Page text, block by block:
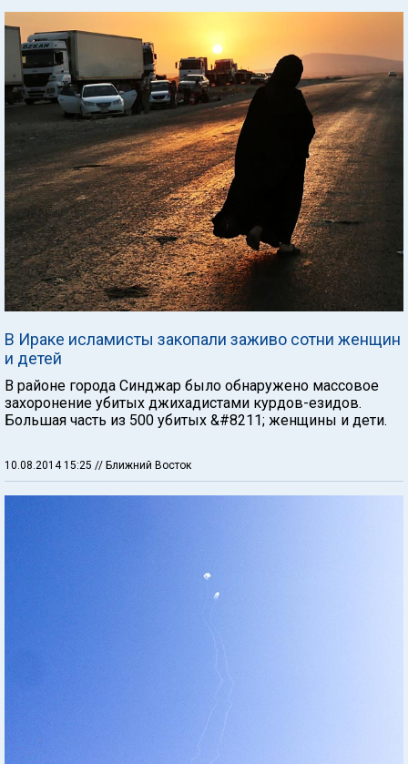
В Ираке исламисты закопали заживо сотни женщин
и детей
В районе города Синджар было обнаружено массовое
захоронение убитых джихадистами курдов-езидов.
Большая часть из 500 убитых &#8211; женщины и дети.
10.08.2014 15:25 // Ближний Восток